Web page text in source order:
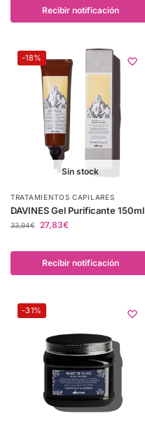
Recibir notificación
-18%
Sin stock
TRATAMIENTOS CAPILARES
DAVINES Gel Purificante 150ml
33,94€ 27,83€
Recibir notificación
-31%